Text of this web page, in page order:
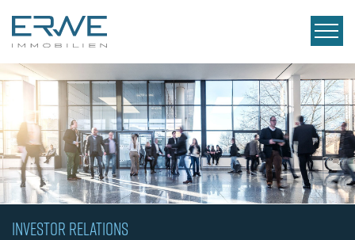
INVESTOR RELATIONS